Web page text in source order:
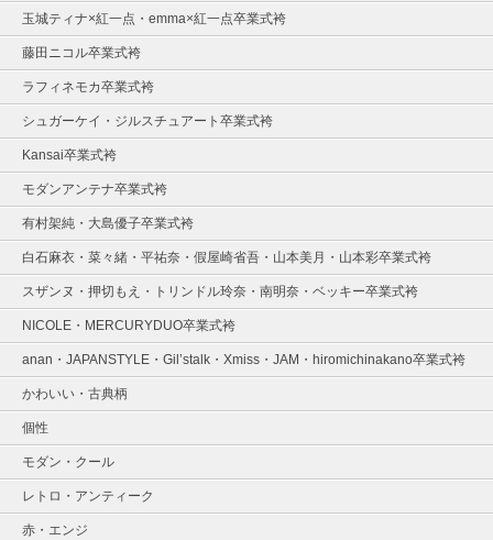
玉城ティナ×紅一点・emma×紅一点卒業式袴
藤田ニコル卒業式袴
ラフィネモカ卒業式袴
シュガーケイ・ジルスチュアート卒業式袴
Kansai卒業式袴
モダンアンテナ卒業式袴
有村架純・大島優子卒業式袴
白石麻衣・菜々緒・平祐奈・假屋崎省吾・山本美月・山本彩卒業式袴
スザンヌ・押切もえ・トリンドル玲奈・南明奈・ベッキー卒業式袴
NICOLE・MERCURYDUO卒業式袴
anan・JAPANSTYLE・Gil’stalk・Xmiss・JAM・hiromichinakano卒業式袴
かわいい・古典柄
個性
モダン・クール
レトロ・アンティーク
赤・エンジ